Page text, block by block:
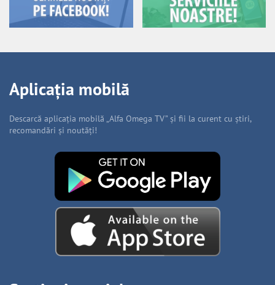
Aplicația mobilă
Descarcă aplicația mobilă „Alfa Omega TV” și fii la curent cu știri,
recomandări și noutăți!